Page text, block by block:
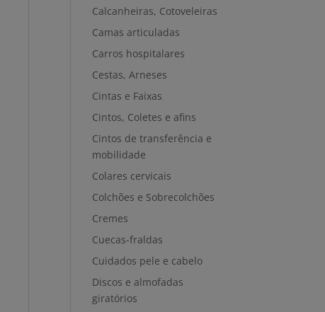
Calcanheiras, Cotoveleiras
Camas articuladas
Carros hospitalares
Cestas, Arneses
Cintas e Faixas
Cintos, Coletes e afins
Cintos de transferência e
mobilidade
Colares cervicais
Colchões e Sobrecolchões
Cremes
Cuecas-fraldas
Cuidados pele e cabelo
Discos e almofadas
giratórios